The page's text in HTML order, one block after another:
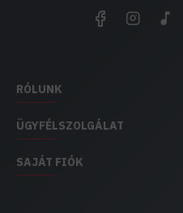
RÓLUNK
ÜGYFÉLSZOLGÁLAT
SAJÁT FIÓK